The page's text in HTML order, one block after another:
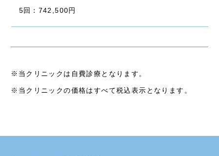
5回：742,500円
※当クリニックは自費診療となります。
※当クリニックの価格はすべて税込表示となります。